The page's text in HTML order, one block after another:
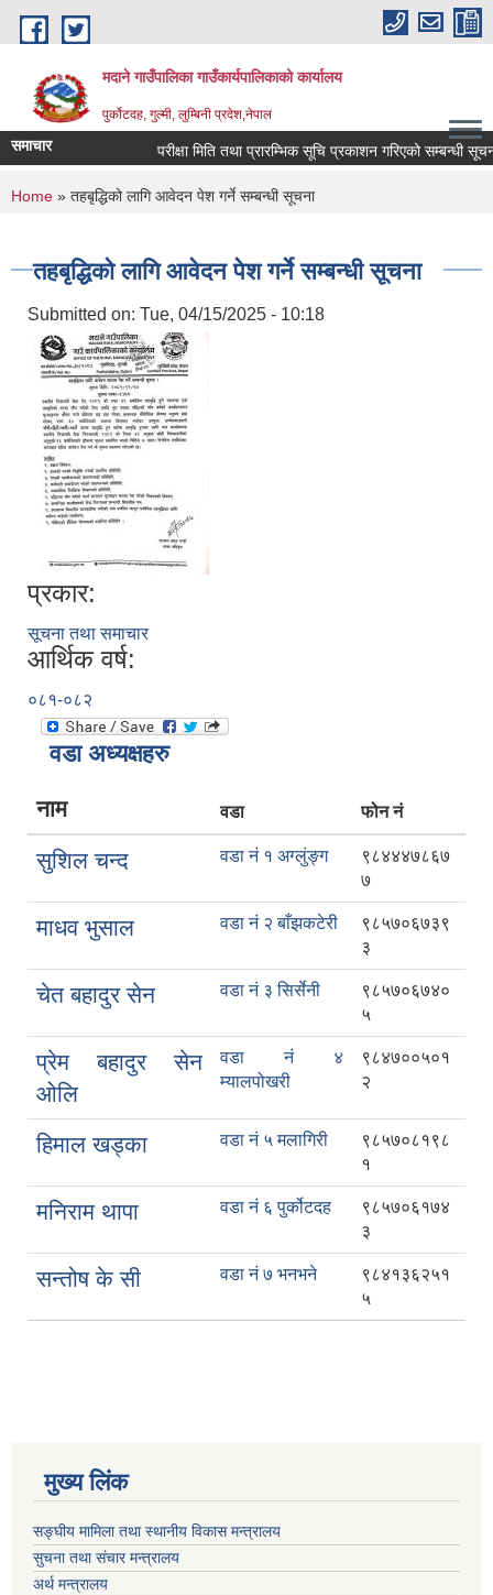
Skip to main content
मदाने गाउँपालिका गाउँकार्यपालिकाको कार्यालय
पुर्कोटदह, गुल्मी, लुम्बिनी प्रदेश,नेपाल
समाचार परीक्षा मिति तथा प्रारम्भिक सूचि प्रकाशन गरिएको सम्बन्धी सूचना
You are here
Home » तहबृद्धिको लागि आवेदन पेश गर्ने सम्बन्धी सूचना
तहबृद्धिको लागि आवेदन पेश गर्ने सम्बन्धी सूचना
Submitted on: Tue, 04/15/2025 - 10:18
प्रकार:
सूचना तथा समाचार
आर्थिक वर्ष:
०८१-०८२
वडा अध्यक्षहरु
नाम वडा फोन नं
सुशिल चन्द वडा नं १ अग्लुंङ्ग
९८४४४७८६७
७
माधव भुसाल वडा नं २ बाँझकटेरी
९८५७०६७३९
३
चेत बहादुर सेन वडा नं ३ सिर्सेनी
९८५७०६७४०
५
प्रेम बहादुर सेन
ओलि
वडा नं ४
म्यालपोखरी
९८४७००५०१
२
हिमाल खड्का वडा नं ५ मलागिरी
९८५७०८१९८
१
मनिराम थापा वडा नं ६ पुर्कोटदह
९८५७०६१७४
३
सन्तोष के सी वडा नं ७ भनभने
९८४१३६२५१
५
मुख्य लिंक
सङ्घीय मामिला तथा स्थानीय विकास मन्त्रालय
सुचना तथा संचार मन्त्रालय
अर्थ मन्त्रालय